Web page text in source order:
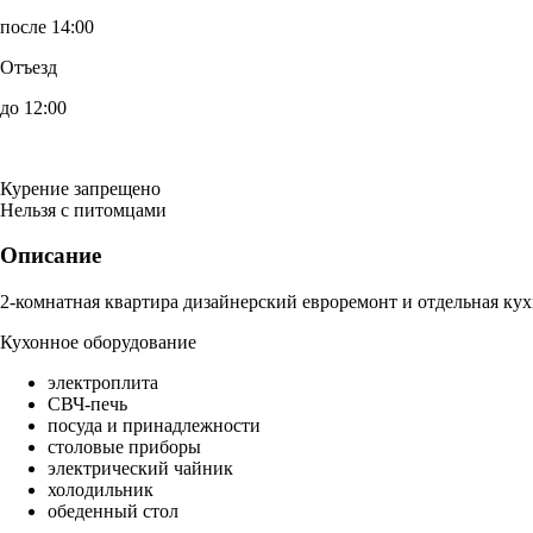
после 14:00
Отъезд
до 12:00
Курение запрещено
Нельзя с питомцами
Описание
2-комнатная квартира дизайнерский евроремонт и отдельная
Кухонное оборудование
электроплита
СВЧ-печь
посуда и принадлежности
столовые приборы
электрический чайник
холодильник
обеденный стол